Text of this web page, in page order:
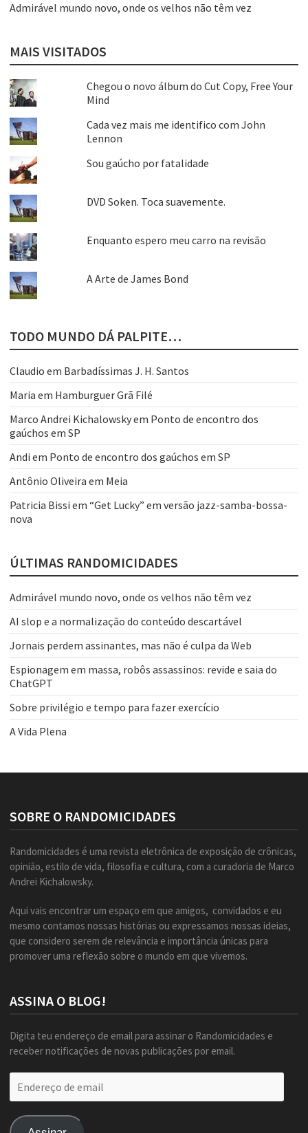
Admirável mundo novo, onde os velhos não têm vez
MAIS VISITADOS
Chegou o novo álbum do Cut Copy, Free Your
Mind
Cada vez mais me identifico com John
Lennon
Sou gaúcho por fatalidade
DVD Soken. Toca suavemente.
Enquanto espero meu carro na revisão
A Arte de James Bond
TODO MUNDO DÁ PALPITE…
Claudio em Barbadíssimas J. H. Santos
Maria em Hamburguer Grã Filé
Marco Andrei Kichalowskyem Ponto de encontro dos
gaúchos em SP
Andi em Ponto de encontro dos gaúchos em SP
Antônio Oliveira em Meia
Patricia Bissi em “Get Lucky” em versão jazz-samba-bossa-
nova
ÚLTIMAS RANDOMICIDADES
Admirável mundo novo, onde os velhos não têm vez
AI slop e a normalização do conteúdo descartável
Jornais perdem assinantes, mas não é culpa da Web
Espionagem em massa, robôs assassinos: revide e saia do
ChatGPT
Sobre privilégio e tempo para fazer exercício
A Vida Plena
SOBRE O RANDOMICIDADES
Randomicidades é uma revista eletrônica de exposição de crônicas,
opinião, estilo de vida, filosofia e cultura, com a curadoria de Marco
Andrei Kichalowsky.
Aqui vais encontrar um espaço em que amigos, convidados e eu
mesmo contamos nossas histórias ou expressamos nossas ideias,
que considero serem de relevância e importância únicas para
promover uma reflexão sobre o mundo em que vivemos.
ASSINA O BLOG!
Digita teu endereço de email para assinar o Randomicidades e
receber notificações de novas publicações por email.
de